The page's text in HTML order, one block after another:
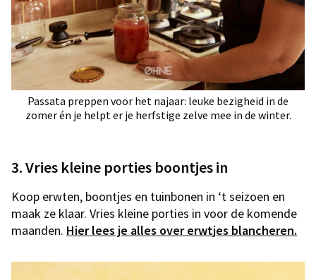
Passata preppen voor het najaar: leuke bezigheid in de
zomer én je helpt er je herfstige zelve mee in de winter.
3. Vries kleine porties boontjes in
Koop erwten, boontjes en tuinbonen in ‘t seizoen en
maak ze klaar. Vries kleine porties in voor de komende
maanden. Hier lees je alles over erwtjes blancheren.